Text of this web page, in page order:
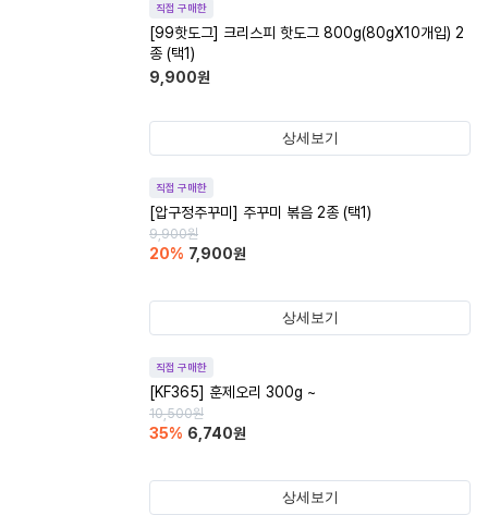
직접 구매한
[99핫도그] 크리스피 핫도그 800g(80gX10개입) 2
종 (택1)
9,900원
상세보기
직접 구매한
[압구정주꾸미] 주꾸미 볶음 2종 (택1)
9,900원
20% 7,900원
상세보기
직접 구매한
[KF365] 훈제오리 300g ~
10,500원
35% 6,740원
상세보기